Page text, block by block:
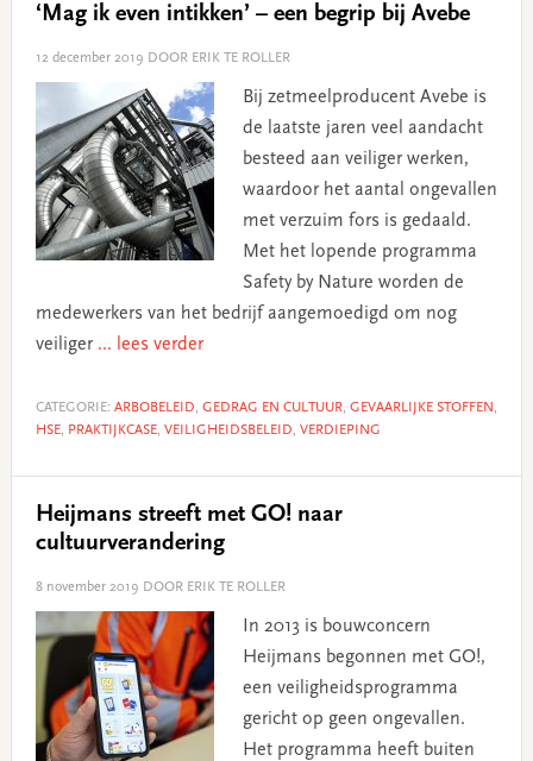
‘Mag ik even intikken’ – een begrip bij Avebe
12 december 2019 DOOR ERIK TE ROLLER
Bij zetmeelproducent Avebe is
de laatste jaren veel aandacht
besteed aan veiliger werken,
waardoor het aantal ongevallen
met verzuim fors is gedaald.
Met het lopende programma
Safety by Nature worden de
medewerkers van het bedrijf aangemoedigd om nog
veiliger ... lees verder
CATEGORIE: ARBOBELEID, GEDRAG EN CULTUUR, GEVAARLIJKE STOFFEN ,
HSE, PRAKTIJKCASE, VEILIGHEIDSBELEID, VERDIEPING
Heijmans streeft met GO! naar
cultuurverandering
8 november 2019 DOOR ERIK TE ROLLER
In 2013 is bouwconcern
Heijmans begonnen met GO!,
een veiligheidsprogramma
gericht op geen ongevallen.
Het programma heeft buiten